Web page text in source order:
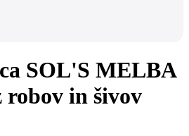
SOL'S MELBA
robov in šivov